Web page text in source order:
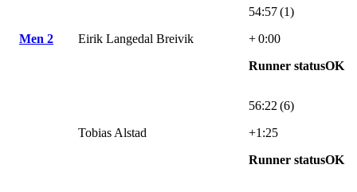
Men 2 Eirik Langedal Breivik
54:57 (1)
+ 0:00
Runner statusOK
Tobias Alstad
56:22 (6)
+1:25
Runner statusOK